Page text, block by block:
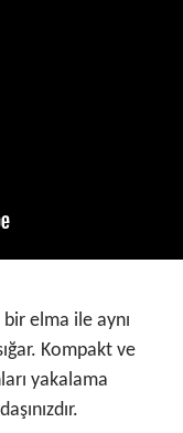
bir elma ile aynı
Kompakt ve
yakalama